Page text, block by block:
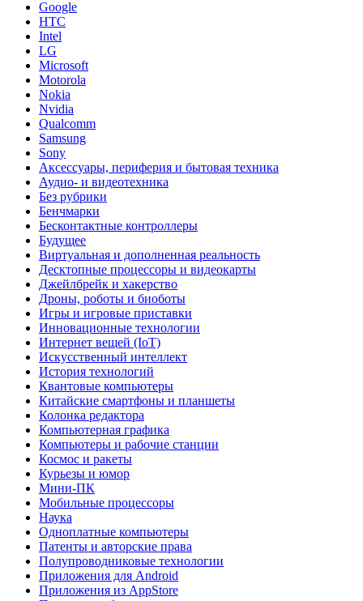
Google
HTC
Intel
LG
Microsoft
Motorola
Nokia
Nvidia
Qualcomm
Samsung
Sony
Аксессуары, периферия и бытовая техника
Аудио- и видеотехника
Без рубрики
Бенчмарки
Бесконтактные контроллеры
Будущее
Виртуальная и дополненная реальность
Десктопные процессоры и видеокарты
Джейлбрейк и хакерство
Дроны, роботы и биоботы
Игры и игровые приставки
Инновационные технологии
Интернет вещей (IoT)
Искусственный интеллект
История технологий
Квантовые компьютеры
Китайские смартфоны и планшеты
Колонка редактора
Компьютерная графика
Компьютеры и рабочие станции
Космос и ракеты
Курьезы и юмор
Мини-ПК
Мобильные процессоры
Наука
Одноплатные компьютеры
Патенты и авторские права
Полупроводниковые технологии
Приложения для Android
Приложения из AppStore